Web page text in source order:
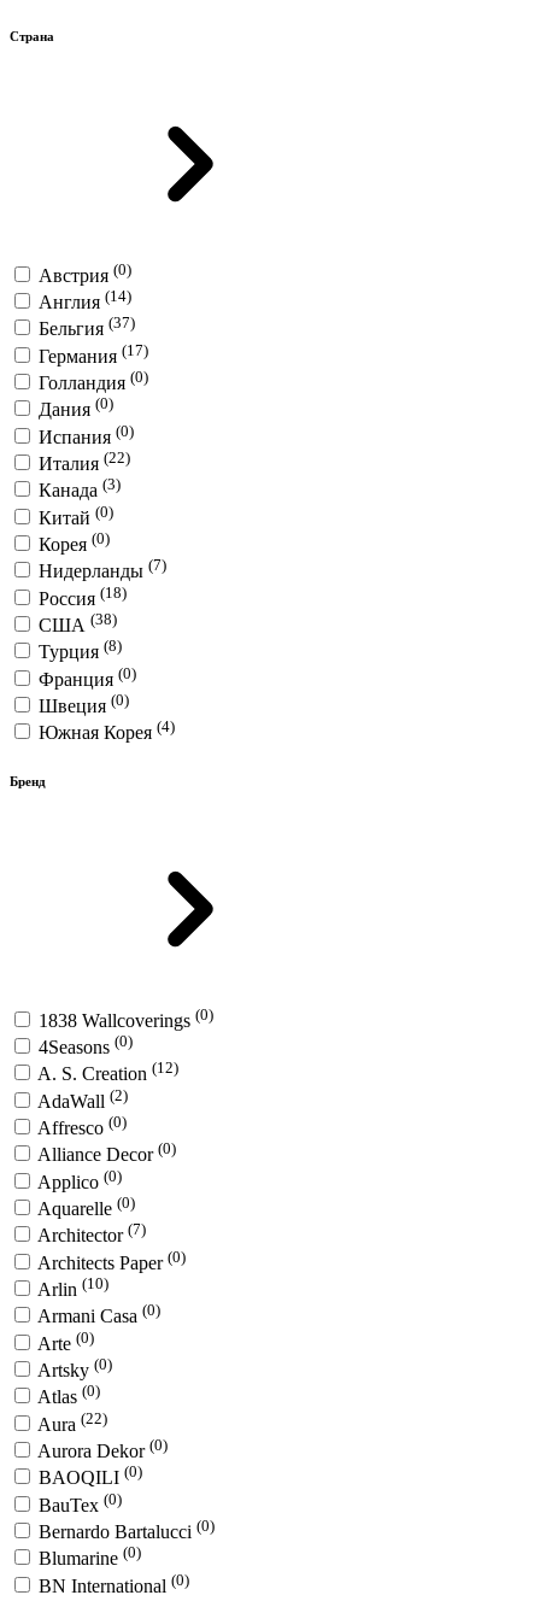
Страна
Австрия (0)
Англия (14)
Бельгия (37)
Германия (17)
Голландия (0)
Дания (0)
Испания (0)
Италия (22)
Канада (3)
Китай (0)
Корея (0)
Нидерланды (7)
Россия (18)
США (38)
Турция (8)
Франция (0)
Швеция (0)
Южная Корея (4)
Бренд
1838 Wallcoverings (0)
4Seasons (0)
A. S. Creation (12)
AdaWall (2)
Affresco (0)
Alliance Decor (0)
Applico (0)
Aquarelle (0)
Architector (7)
Architects Paper (0)
Arlin (10)
Armani Casa (0)
Arte (0)
Artsky (0)
Atlas (0)
Aura (22)
Aurora Dekor (0)
BAOQILI (0)
BauTex (0)
Bernardo Bartalucci (0)
Blumarine (0)
BN International (0)